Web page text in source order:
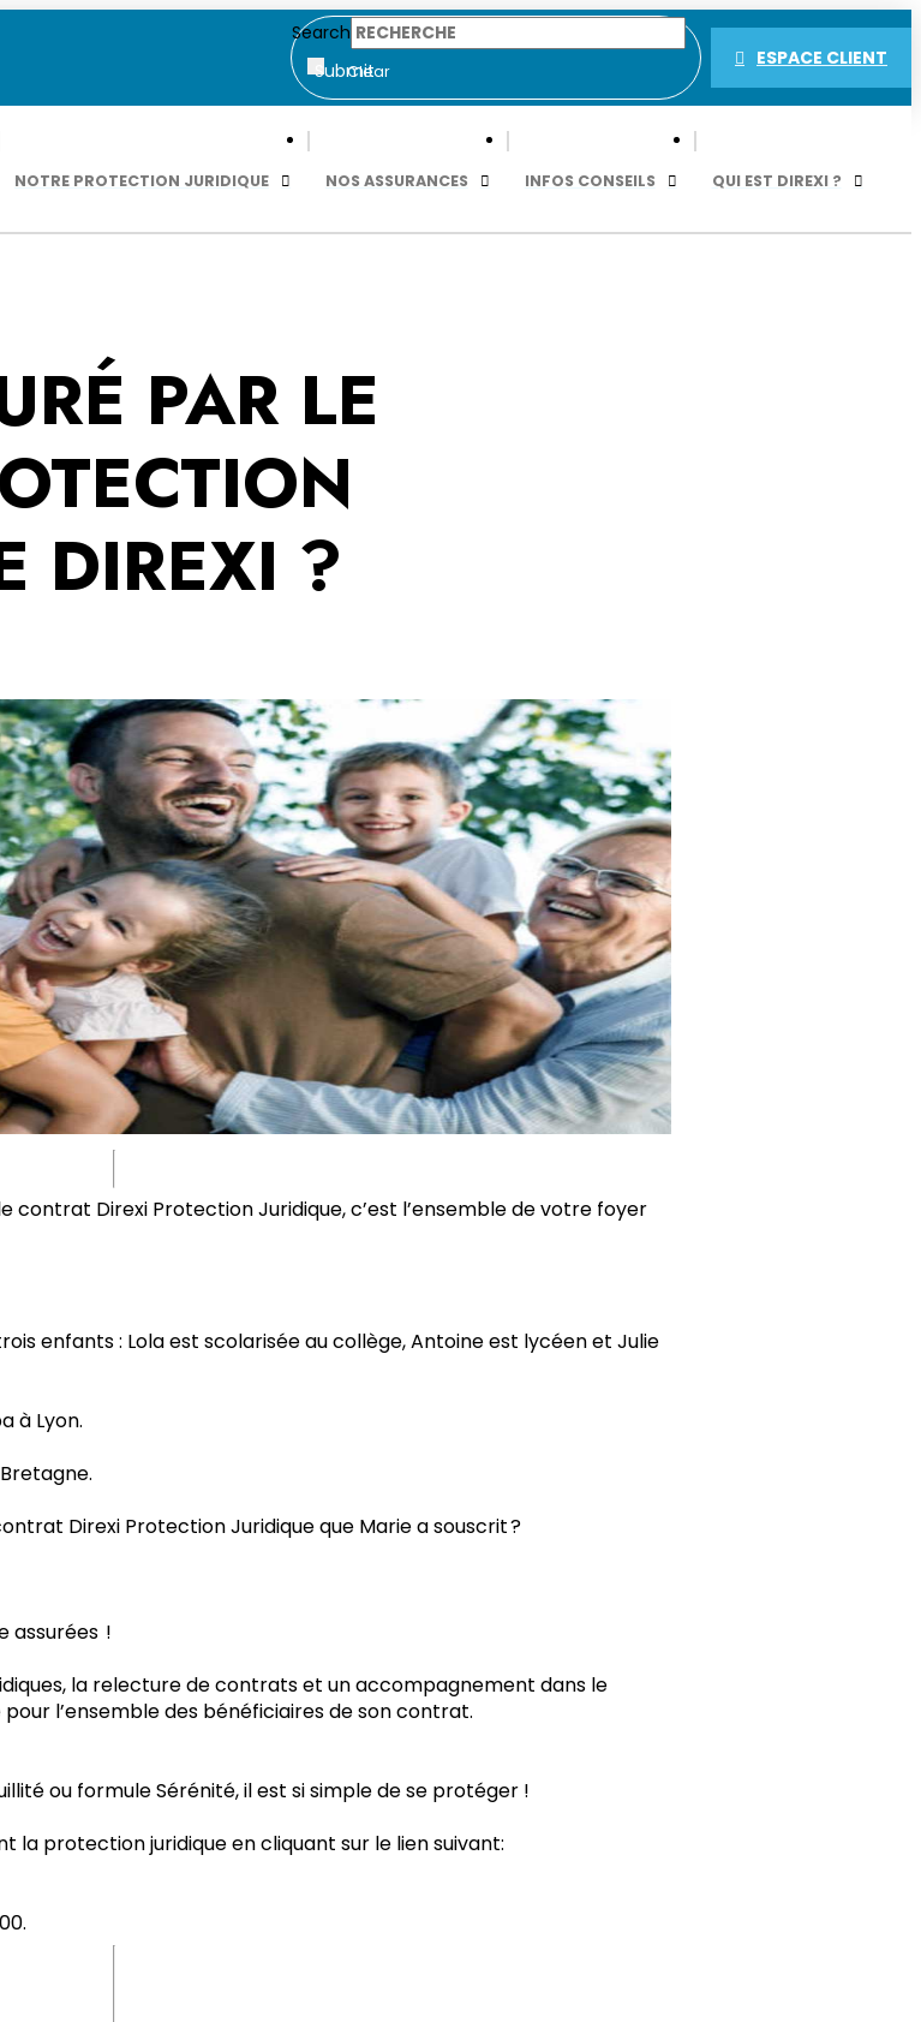
Search
Submit
Clear
ESPACE CLIENT
NOTRE PROTECTION JURIDIQUE NOS ASSURANCES INFOS CONSEILS QUI EST DIREXI ?
PAR LE
DIREXI ?
contrat Direxi Protection Juridique, c’est l’ensemble de votre foyer
enfants : Lola est scolarisée au collège, Antoine est lycéen et Julie
à Lyon.
Direxi Protection Juridique que Marie a souscrit ?
assurées !
la relecture de contrats et un accompagnement dans le
l’ensemble des bénéficiaires de son contrat.
ou formule Sérénité, il est si simple de se protéger !
la protection juridique en cliquant sur le lien suivant: